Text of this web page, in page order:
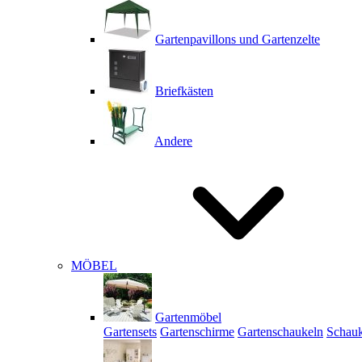
Gartenpavillons und Gartenzelte
Briefkästen
Andere
MÖBEL
Gartenmöbel
Gartensets Gartenschirme Gartenschaukeln